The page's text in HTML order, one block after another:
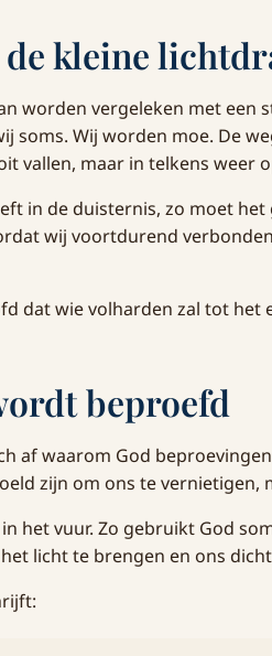
de kleine
worden vergeleken met een
soms. Wij worden moe. De
vallen, maar in telkens weer
in de duisternis, zo moet
wij voortdurend
dat wie volharden zal tot het
beproefd
af waarom God
zijn om ons te vernietigen,
het vuur. Zo gebruikt God
licht te brengen en ons